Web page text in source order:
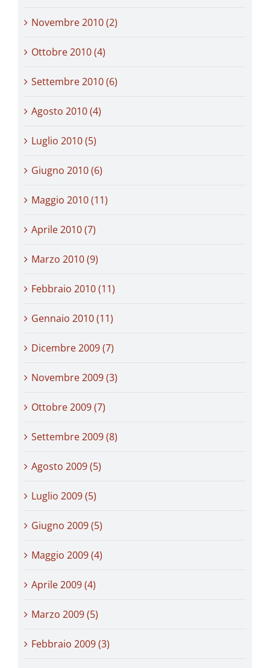
Novembre 2010 (2)
Ottobre 2010 (4)
Settembre 2010 (6)
Agosto 2010 (4)
Luglio 2010 (5)
Giugno 2010 (6)
Maggio 2010 (11)
Aprile 2010 (7)
Marzo 2010 (9)
Febbraio 2010 (11)
Gennaio 2010 (11)
Dicembre 2009 (7)
Novembre 2009 (3)
Ottobre 2009 (7)
Settembre 2009 (8)
Agosto 2009 (5)
Luglio 2009 (5)
Giugno 2009 (5)
Maggio 2009 (4)
Aprile 2009 (4)
Marzo 2009 (5)
Febbraio 2009 (3)